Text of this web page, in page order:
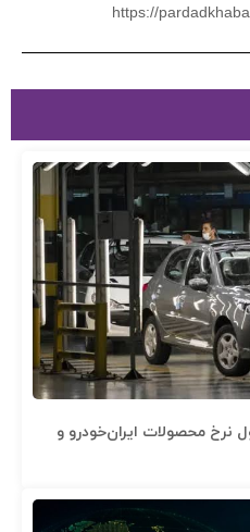
https://
محصولات ایران‌خودرو و